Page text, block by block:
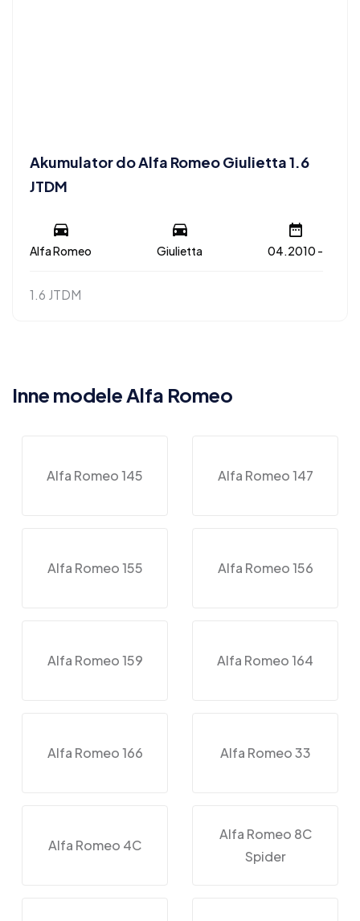
Akumulator do Alfa Romeo Giulietta 1.6
JTDM
Alfa Romeo Giulietta 04.2010 -
1.6 JTDM
Inne modele Alfa Romeo
Alfa Romeo 145 Alfa Romeo 147
Alfa Romeo 155 Alfa Romeo 156
Alfa Romeo 159 Alfa Romeo 164
Alfa Romeo 166 Alfa Romeo 33
Alfa Romeo 4C
Alfa Romeo 8C
Spider